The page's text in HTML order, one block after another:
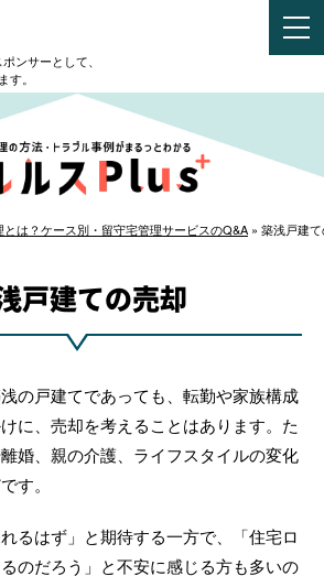
ンサーとして、
。
とは？ケース別・留守宅管理サービスのQ&A » 築浅戸建
戸建ての売却
の戸建てであっても、転勤や家族構成
に、売却を考えることはあります。た
婚、親の介護、ライフスタイルの変化
す。
るはず」と期待する一方で、「住宅ロ
のだろう」と不安に感じる方も多いの